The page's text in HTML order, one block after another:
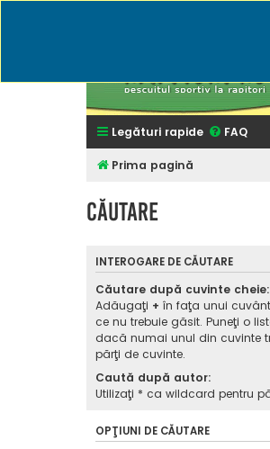
Legături rapide FAQ
Prima pagină
Căutare
INTEROGARE DE CĂUTARE
Căutare după cuvinte cheie:
Adăugaţi + în faţa unui
ce nu trebuie găsit. Puneţi o
dacă numai unul din cuvinte
părţi de cuvinte.
Caută după autor:
Utilizaţi * ca wildcard pentru
OPŢIUNI DE CĂUTARE